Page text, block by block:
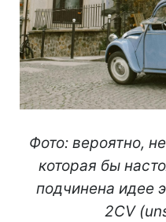
Фото: вероятно,
которая бы
подчинена идее
2CV